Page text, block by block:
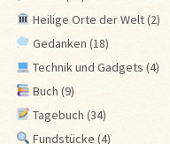
Heilige Orte der Welt(2)
Gedanken (18)
Technik und Gadgets (4)
Buch (9)
Tagebuch (34)
Fundstücke (4)